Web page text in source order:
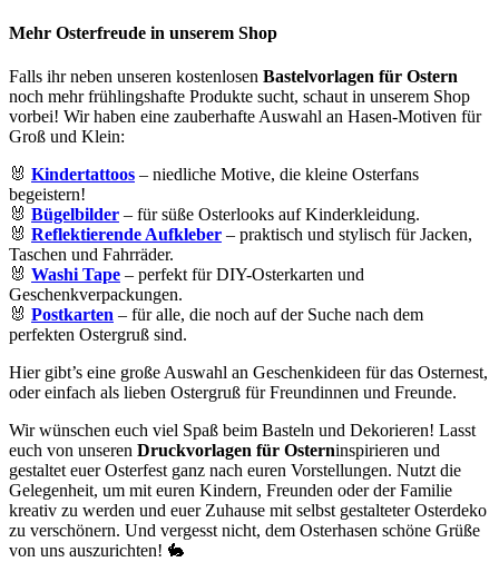
Mehr Osterfreude in unserem Shop
Falls ihr neben unseren kostenlosen Bastelvorlagen für Ostern
noch mehr frühlingshafte Produkte sucht, schaut in unserem Shop
vorbei! Wir haben eine zauberhafte Auswahl an Hasen-Motiven für
Groß und Klein:
🐰 Kindertattoos – niedliche Motive, die kleine Osterfans
begeistern!
🐰 Bügelbilder – für süße Osterlooks auf Kinderkleidung.
🐰 Reflektierende Aufkleber – praktisch und stylisch für Jacken,
Taschen und Fahrräder.
🐰 Washi Tape – perfekt für DIY-Osterkarten und
Geschenkverpackungen.
🐰 Postkarten – für alle, die noch auf der Suche nach dem
perfekten Ostergruß sind.
Hier gibt’s eine große Auswahl an Geschenkideen für das Osternest,
oder einfach als lieben Ostergruß für Freundinnen und Freunde.
Wir wünschen euch viel Spaß beim Basteln und Dekorieren! Lasst
euch von unseren Druckvorlagen für Osterninspirieren und
gestaltet euer Osterfest ganz nach euren Vorstellungen. Nutzt die
Gelegenheit, um mit euren Kindern, Freunden oder der Familie
kreativ zu werden und euer Zuhause mit selbst gestalteter Osterdeko
zu verschönern. Und vergesst nicht, dem Osterhasen schöne Grüße
von uns auszurichten! 🐇